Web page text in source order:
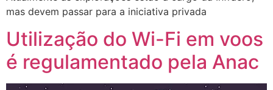
mas devem passar para a iniciativa privada
Utilização do Wi-Fi em voos
é regulamentado pela Anac